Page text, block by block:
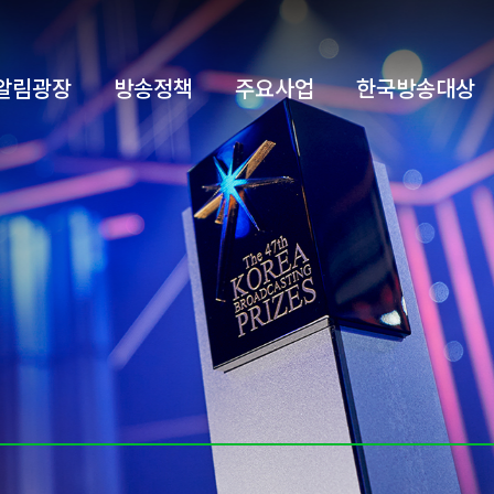
림광장 방송정책 주요사업 한국방송대상